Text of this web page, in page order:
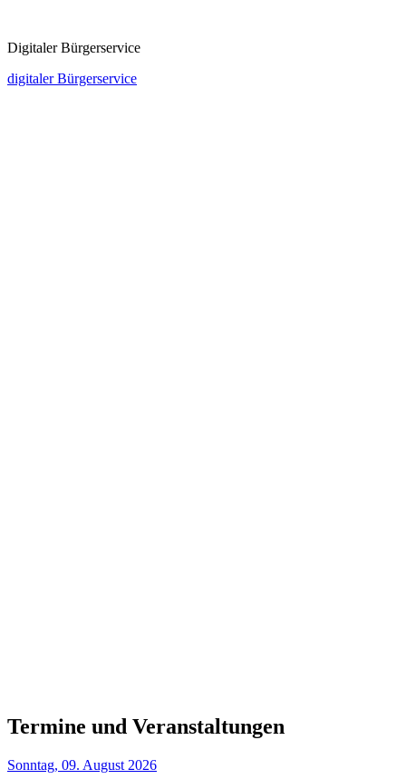
Digitaler Bürgerservice
digitaler Bürgerservice
Termine und Veranstaltungen
Sonntag, 09. August 2026